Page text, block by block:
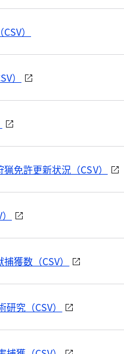
）
）
免許更新状況（CSV）
獲数（CSV）
究（CSV）